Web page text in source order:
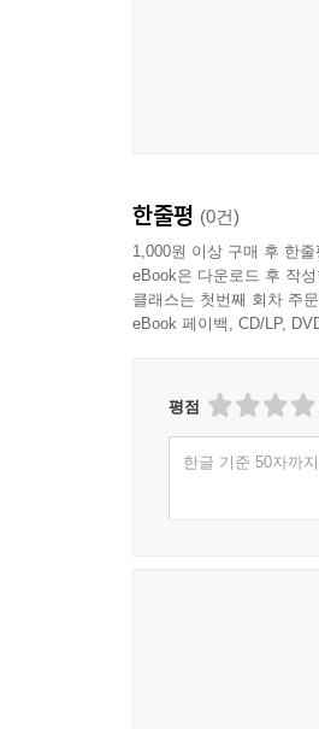
한줄평 (0건)
1,000원 이상 구매 후 한줄
eBook은 다운로드 후 작
클래스는 첫번째 회차 주
eBook 페이백, CD/LP,
평점
한글 기준 50자까